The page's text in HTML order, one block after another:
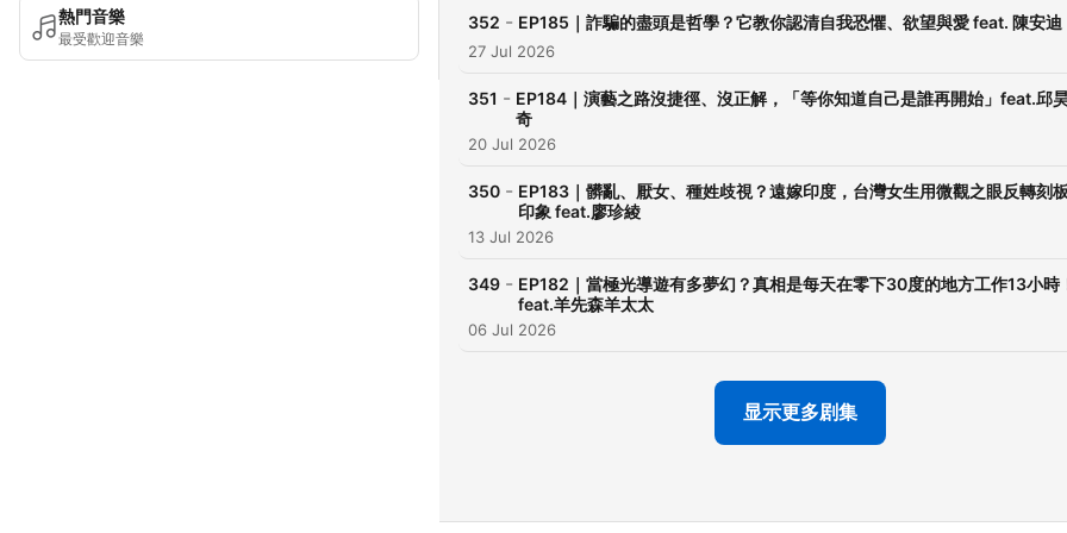
熱門音樂
最受歡迎音樂
人，一起聊創業及領域專長
有什麼心得！ . 節目監製｜
Publishing/Intergrate
Marketing ✉️ 通告、宣傳、專訪
katedog@ms35.hinet.net
目製作人Yifang ➠
- Hosting provided by
352 - EP185｜詐騙的盡頭是哲學？它教你認清自我恐懼、欲望與愛 feat. 陳安迪
27 Jul 2026
351 - EP184｜演藝之路沒捷徑、沒正解，「等你知道自己是誰再開始」feat.邱
奇
20 Jul 2026
350 - EP183｜髒亂、厭女、種姓歧視？遠嫁印度，台灣女生用微觀之眼反轉刻板
印象 feat.廖珍綾
13 Jul 2026
349 - EP182｜當極光導遊有多夢幻？真相是每天在零下30度的地方工作13小時
feat.羊先森羊太太
06 Jul 2026
显示更多剧集